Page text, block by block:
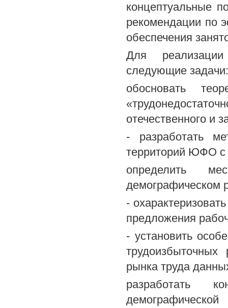
концептуальные
рекомендации по
обеспечения
Для
следующие задачи:
обосновать
отечественного и
- разработать
территорий ЮФО с
определить
демографическом
-
предложения
- установить
рынка труда
разработать